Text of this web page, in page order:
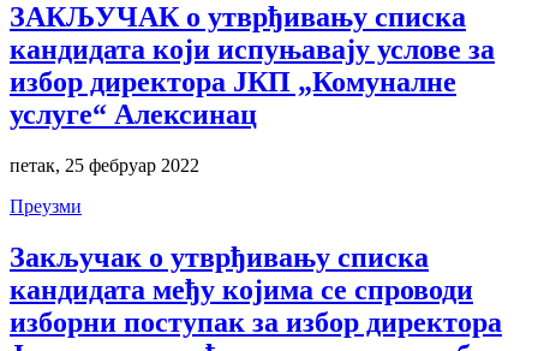
ЗАКЉУЧАК о утврђивању списка
кандидата који испуњавају услове за
избор директора ЈКП „Комуналне
услуге“ Алексинац
петак, 25 фебруар 2022
Преузми
Закључак о утврђивању списка
кандидата међу којима се спроводи
изборни поступак за избор директора